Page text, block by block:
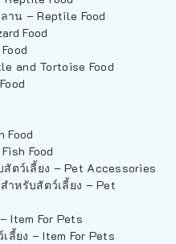
าน – Reptile Food
Food
and Tortoise Food
Food
Food
ว์เลี้ยง – Pet Accessories
หรับสัตว์เลี้ยง – Pet
Item For Pets
ลี้ยง – Item For Pets